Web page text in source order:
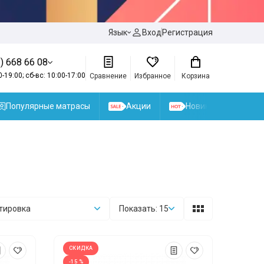
Язык ВходРегистрация
668 66 08
19:00; сб-вс: 10:00-17:00 Сравнение Избранное Корзина
Популярные матрасы Акции Новинки
Показать: 15
СКИДКА
-15 %